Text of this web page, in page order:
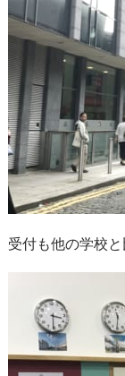
受付も他の学校と